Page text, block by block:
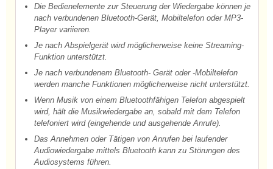
Die Bedienelemente zur Steuerung der Wiedergabe können je
nach verbundenen Bluetooth-Gerät, Mobiltelefon oder MP3-
Player variieren.
Je nach Abspielgerät wird möglicherweise keine Streaming-
Funktion unterstützt.
Je nach verbundenem Bluetooth- Gerät oder -Mobiltelefon
werden manche Funktionen möglicherweise nicht unterstützt.
Wenn Musik von einem Bluetoothfähigen Telefon abgespielt
wird, hält die Musikwiedergabe an, sobald mit dem Telefon
telefoniert wird (eingehende und ausgehende Anrufe).
Das Annehmen oder Tätigen von Anrufen bei laufender
Audiowiedergabe mittels Bluetooth kann zu Störungen des
Audiosystems führen.